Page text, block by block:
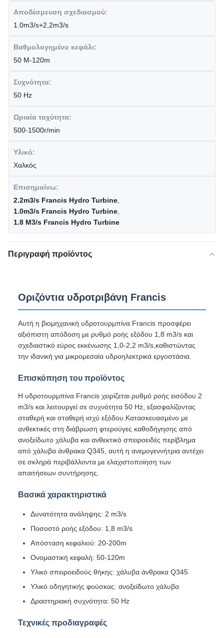
Αποδέσμευση σχεδιασμού:
1.0m3/s+2,2m3/s
Βαθμολογημένο κεφάλι:
50 M-120m
Συχνότητα:
50 Hz
Ωριαία ταχύτητα:
500-1500r/min
Υλικό:
Χαλκός
Επισημαίνω:
2.2m3/s Francis Hydro Turbine
1.0m3/s Francis Hydro Turbine
1.8 M3/s Francis Hydro Turbine
Περιγραφή προϊόντος
Οριζόντια υδροτριβάνη Francis
Αυτή η βιομηχανική υδροτουρμπίνα Francis προσφέρει
αξιόπιστη απόδοση με ρυθμό ροής εξόδου 1,8 m3/s και
σχεδιαστικό εύρος εκκένωσης 1,0-2,2 m3/s,καθιστώντας
την ιδανική για μικρομεσαία υδροηλεκτρικά εργοστάσια.
Επισκόπηση του προϊόντος
Η υδροτουρμπίνα Francis χειρίζεται ρυθμό ροής εισόδου 2
m3/s και λειτουργεί σε συχνότητα 50 Hz, εξασφαλίζοντας
σταθερή και σταθερή ισχύ εξόδου.Κατασκευασμένο με
ανθεκτικές στη διάβρωση φτερούγες καθοδήγησης από
ανοξείδωτο χάλυβα και ανθεκτικό σπειροειδές περίβλημα
από χάλυβα άνθρακα Q345, αυτή η ανεμογεννήτρια αντέχει
σε σκληρά περιβάλλοντα με ελαχιστοποίηση των
απαιτήσεων συντήρησης.
Βασικά χαρακτηριστικά
Δυνατότητα ανάληψης: 2 m3/s
Ποσοστό ροής εξόδου: 1,8 m3/s
Απόσταση κεφαλιού: 20-200m
Ονομαστική κεφαλή: 50-120m
Υλικό σπειροειδούς θήκης: χάλυβα άνθρακα Q345
Υλικό οδηγητικής φούσκας: ανοξείδωτο χάλυβα
Δραστηριακή συχνότητα: 50 Hz
Τεχνικές προδιαγραφές